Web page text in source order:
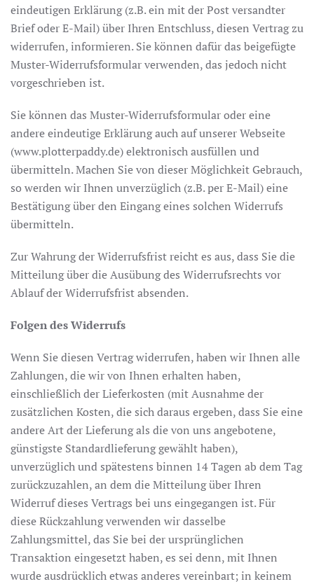
eindeutigen Erklärung (z.B. ein mit der Post versandter
Brief oder E-Mail) über Ihren Entschluss, diesen Vertrag zu
widerrufen, informieren. Sie können dafür das beigefügte
Muster-Widerrufsformular verwenden, das jedoch nicht
vorgeschrieben ist.
Sie können das Muster-Widerrufsformular oder eine
andere eindeutige Erklärung auch auf unserer Webseite
(www.plotterpaddy.de) elektronisch ausfüllen und
übermitteln. Machen Sie von dieser Möglichkeit Gebrauch,
so werden wir Ihnen unverzüglich (z.B. per E-Mail) eine
Bestätigung über den Eingang eines solchen Widerrufs
übermitteln.
Zur Wahrung der Widerrufsfrist reicht es aus, dass Sie die
Mitteilung über die Ausübung des Widerrufsrechts vor
Ablauf der Widerrufsfrist absenden.
Folgen des Widerrufs
Wenn Sie diesen Vertrag widerrufen, haben wir Ihnen alle
Zahlungen, die wir von Ihnen erhalten haben,
einschließlich der Lieferkosten (mit Ausnahme der
zusätzlichen Kosten, die sich daraus ergeben, dass Sie eine
andere Art der Lieferung als die von uns angebotene,
günstigste Standardlieferung gewählt haben),
unverzüglich und spätestens binnen 14 Tagen ab dem Tag
zurückzuzahlen, an dem die Mitteilung über Ihren
Widerruf dieses Vertrags bei uns eingegangen ist. Für
diese Rückzahlung verwenden wir dasselbe
Zahlungsmittel, das Sie bei der ursprünglichen
Transaktion eingesetzt haben, es sei denn, mit Ihnen
wurde ausdrücklich etwas anderes vereinbart; in keinem